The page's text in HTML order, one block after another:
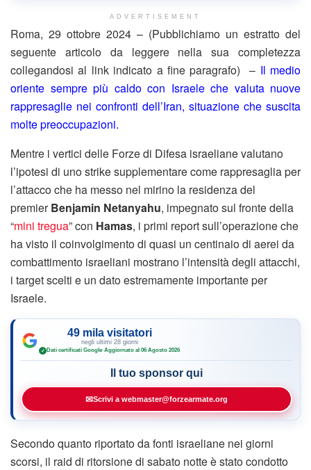
ADVERTISEMENT
Roma, 29 ottobre 2024 – (Pubblichiamo un estratto del
seguente articolo da leggere nella sua completezza
collegandosi al link indicato a fine paragrafo) – Il medio
oriente sempre più caldo con Israele che valuta nuove
rappresaglie nei confronti dell’Iran, situazione che suscita
molte preoccupazioni.
Mentre i vertici delle Forze di Difesa israeliane valutano
l’ipotesi di uno strike supplementare come rappresaglia per
l’attacco che ha messo nel mirino la residenza del
premierBenjamin Netanyahu, impegnato sul fronte della
“mini tregua” con Hamas, i primi report sull’operazione che
ha visto il coinvolgimento di quasi un centinaio di aerei da
combattimento israeliani mostrano l’intensità degli attacchi,
i target scelti e un dato estremamente importante per
Israele.
49 mila visitatori
negli ultimi 28 giorni
✓ Dati certificati Google·Aggiornato al 06 Agosto 2026
Il tuo sponsor qui
✉Scrivi a webmaster@forzearmate.org
Secondo quanto riportato da fonti israeliane nei giorni
scorsi, il raid di ritorsione di sabato notte è stato condotto